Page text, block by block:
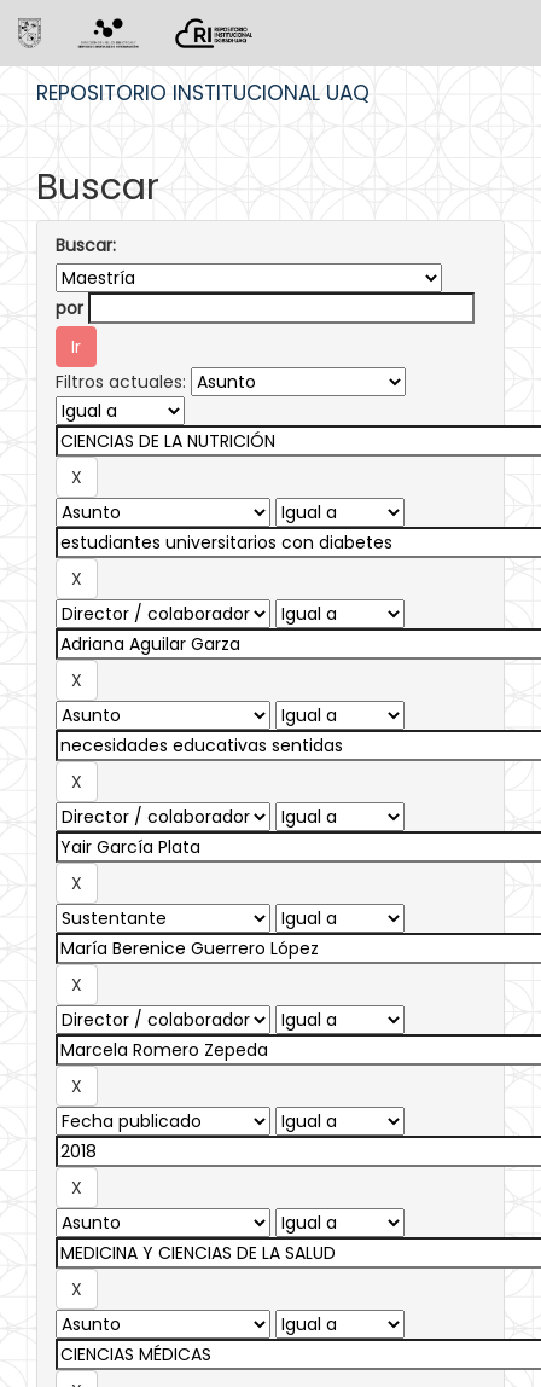
REPOSITORIO INSTITUCIONAL UAQ
Buscar
Buscar:
por
Filtros actuales: